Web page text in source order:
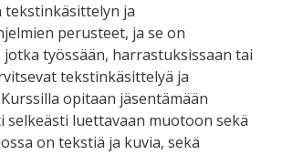
tekstinkäsittelyn ja
perusteet, ja se on
työssään, harrastuksissaan tai
tekstinkäsittelyä ja
opitaan jäsentämään
luettavaan muotoon sekä
on tekstiä ja kuvia, sekä